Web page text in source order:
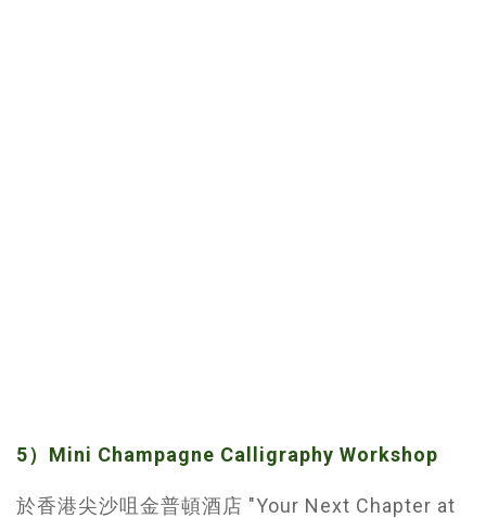
5）Mini Champagne Calligraphy Workshop
於香港尖沙咀金普頓酒店 "Your Next Chapter at